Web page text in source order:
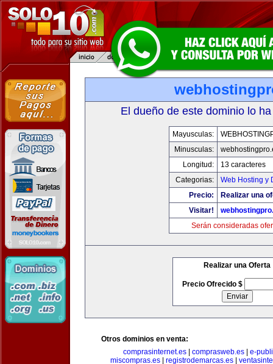
El dueño de este dominio lo
Mayusculas:
Minusculas:
Longitud:
13 caracteres
Categorias:
Web Hosting y
Precio:
Realizar una
Visitar!
Serán consideradas
Realizar una Oferta
Precio Ofrecido $
Otros dominios en venta:
comprasinternet.es
comprasweb.es
e-
miscompras.es
registrodemarcas.es